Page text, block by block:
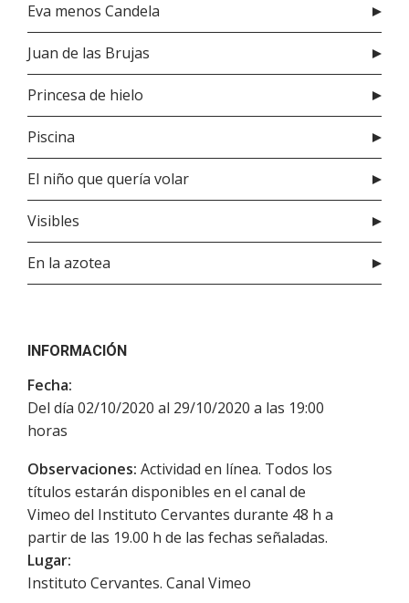
Eva menos Candela
Juan de las Brujas
Princesa de hielo
Piscina
El niño que quería volar
Visibles
En la azotea
INFORMACIÓN
Fecha:
Del día 02/10/2020 al 29/10/2020 a las 19:00
horas
Observaciones: Actividad en línea. Todos los
títulos estarán disponibles en el canal de
Vimeo del Instituto Cervantes durante 48 h a
partir de las 19.00 h de las fechas señaladas.
Lugar:
Instituto Cervantes. Canal Vimeo